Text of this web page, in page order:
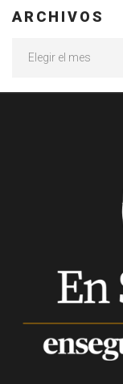
ARCHIVOS